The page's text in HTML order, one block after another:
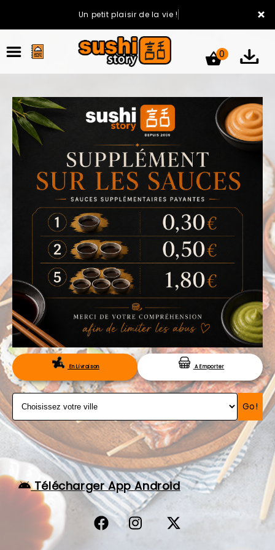
×
Un petit plaisir de la vie !
ACCUEIL
LA CARTE
VOTRE COMPTE
NOTRE RESTAURANT
VOS AVIS
MENTIONS LÉGALES
C.G.V
RÉSERVATION
0
En Livraison A Emporter
Go!
Télécharger App Android